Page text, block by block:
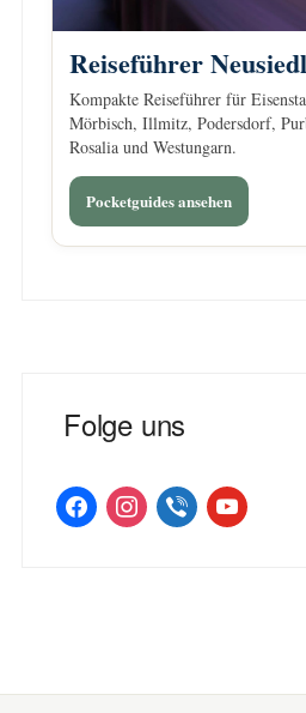
Reiseführer
Kompakte Reiseführer für
Mörbisch, Illmitz, Podersdorf,
Rosalia und Westungarn.
Pocketguides ansehen
Folge uns
facebookinstagramviber youtube